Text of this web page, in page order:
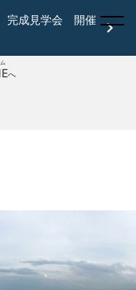
完成見学会 開催 
へ